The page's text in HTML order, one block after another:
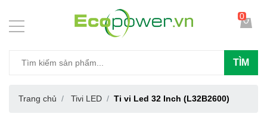
TÌM
0
Trang chủ Tivi LED Ti vi Led 32 Inch (L32B2600)